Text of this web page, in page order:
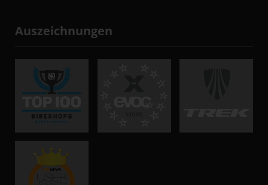
Auszeichnungen